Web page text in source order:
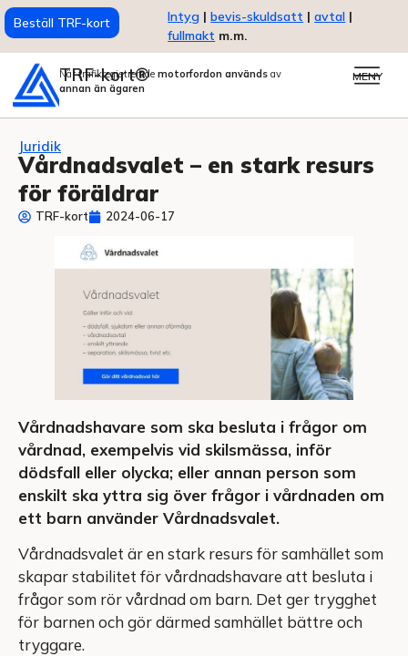
Beställ TRF-kort Intyg | bevis-skuldsatt | avtal |
fullmakt m.m.
TRF-kort®
När trafikregistrerade motorfordon används av
annan än ägaren
MENY
Juridik
Vårdnadsvalet – en stark resurs
för föräldrar
TRF-kort 2024-06-17
Vårdnadshavare som ska besluta i frågor om
vårdnad, exempelvis vid skilsmässa, inför
dödsfall eller olycka; eller annan person som
enskilt ska yttra sig över frågor i vårdnaden om
ett barn använder Vårdnadsvalet.
Vårdnadsvalet är en stark resurs för samhället som
skapar stabilitet för vårdnadshavare att besluta i
frågor som rör vårdnad om barn. Det ger trygghet
för barnen och gör därmed samhället bättre och
tryggare.